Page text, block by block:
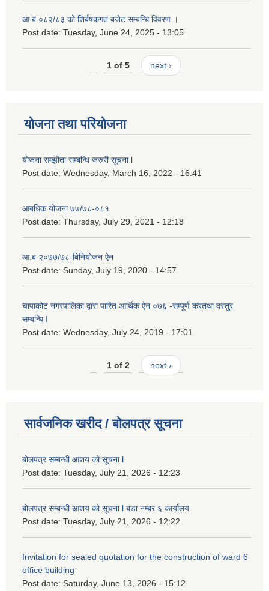
आ.ब ०८२/८३ को शिर्बषकगत बजेट सम्बन्धि विवरण ।
Post date: Tuesday, June 24, 2025 - 13:05
1 of 5 next ›
योजना तथा परियोजना
योजना सम्झौता सम्बन्धि जरुरी सूचना l
Post date: Wednesday, March 16, 2022 - 16:41
आबधिक योजना ७७/७८-०८१
Post date: Thursday, July 29, 2021 - 12:18
आ.ब २०७७/७८-बिनियोजन ऐन
Post date: Sunday, July 19, 2020 - 14:57
चापाकोट नगरपालिका द्वारा पारित आर्थिक ऐन ०७६ -सम्पूर्ण करतथा दस्तुर
सम्बन्धि I
Post date: Wednesday, July 24, 2019 - 17:01
1 of 2 next ›
सार्वजनिक खरीद / बोलपत्र सूचना
बोलपत्र सम्बन्धी आशय को सूचना l
Post date: Tuesday, July 21, 2026 - 12:23
बोलपत्र सम्बन्धी आशय को सूचना l बडा नम्बर ६ कार्यालय
Post date: Tuesday, July 21, 2026 - 12:22
Invitation for sealed quotation for the construction of ward 6
office building
Post date: Saturday, June 13, 2026 - 15:12